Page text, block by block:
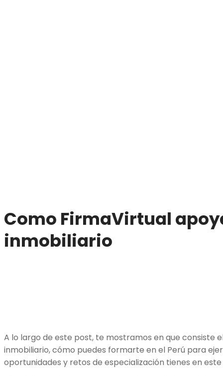
Como FirmaVirtual
inmobiliario
A lo largo de este post, te mostramos en que consiste
inmobiliario, cómo puedes formarte en el Perú para
oportunidades y retos de especialización tienes en